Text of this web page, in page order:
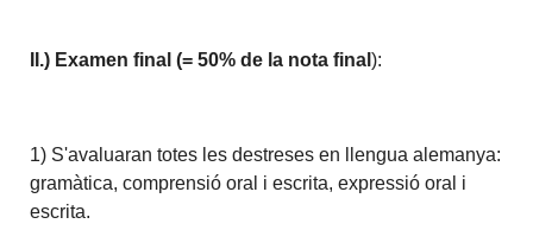
II.) Examen final (= 50% de la nota final):
1) S'avaluaran totes les destreses en llengua alemanya:
gramàtica, comprensió oral i escrita, expressió oral i
escrita.